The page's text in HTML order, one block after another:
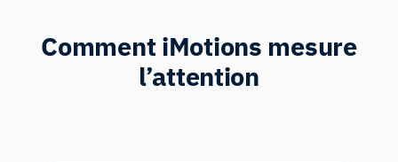
Comment iMotions mesure
l’attention